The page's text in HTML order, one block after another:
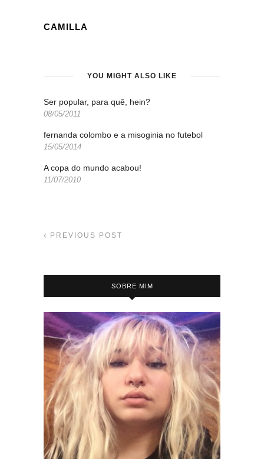
CAMILLA
YOU MIGHT ALSO LIKE
Ser popular, para quê, hein?
08/05/2011
fernanda colombo e a misoginia no futebol
15/05/2014
A copa do mundo acabou!
11/07/2010
PREVIOUS POST
SOBRE MIM